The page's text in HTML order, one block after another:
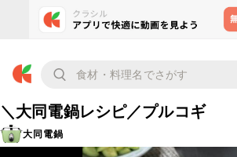
＼大同電鍋レシピ／プルコギ
大同電鍋